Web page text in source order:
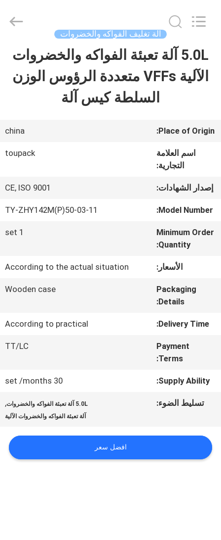
بيت
معلومات
جولة
في
المصنع
الجودة
اتصل
أخبار
اطلب
INTELLIGENT
EQUIPMENT
Rights
Reserved.
آلة تغليف الفواكه والخضروات
5.0L آلة تعبئة الفواكه والخضروات
الآلية VFFs متعددة الرؤوس الوزن
السلطة كيس آلة
Place of Origin:
china
اسم العلامة
التجارية:
toupack
إصدار الشهادات: CE, ISO 9001
Model Number:
TY-ZHY142M(P)50-03-11
Minimum Order
Quantity:
1 set
الأسعار: According to the actual situation
Packaging
Details:
Wooden case
Delivery Time:
According to practical
Payment
Terms:
TT/LC
Supply Ability:
30 set /months
تسليط الضوء: 5.0L آلة تعبئة الفواكه والخضروات ,
آلة تعبئة الفواكه والخضروات الآلية
افضل سعر